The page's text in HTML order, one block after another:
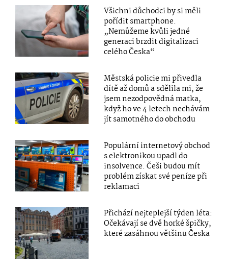
Všichni důchodci by si měli
pořídit smartphone.
„Nemůžeme kvůli jedné
generaci brzdit digitalizaci
celého Česka“
Městská policie mi přivedla
dítě až domů a sdělila mi, že
jsem nezodpovědná matka,
když ho ve 4 letech nechávám
jít samotného do obchodu
Populární internetový obchod
s elektronikou upadl do
insolvence. Češi budou mít
problém získat své peníze při
reklamaci
Přichází nejteplejší týden léta:
Očekávají se dvě horké špičky,
které zasáhnou většinu Česka